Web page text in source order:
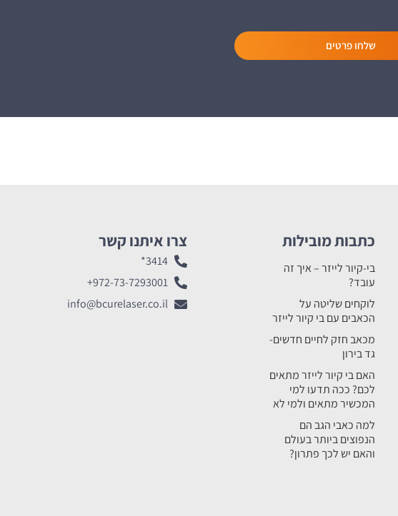
שלחו פרטים
כתבות מובילות
בי-קיור לייזר – איך זה
עובד?
לוקחים שליטה על
הכאבים עם בי קיור לייזר
מכאב חזק לחיים חדשים-
גד בירון
האם בי קיור לייזר מתאים
לכם? ככה תדעו למי
המכשיר מתאים ולמי לא
למה כאבי הגב הם
הנפוצים ביותר בעולם
והאם יש לכך פתרון?
צרו איתנו קשר
3414*
972-73-7293001+
info@bcurelaser.co.il